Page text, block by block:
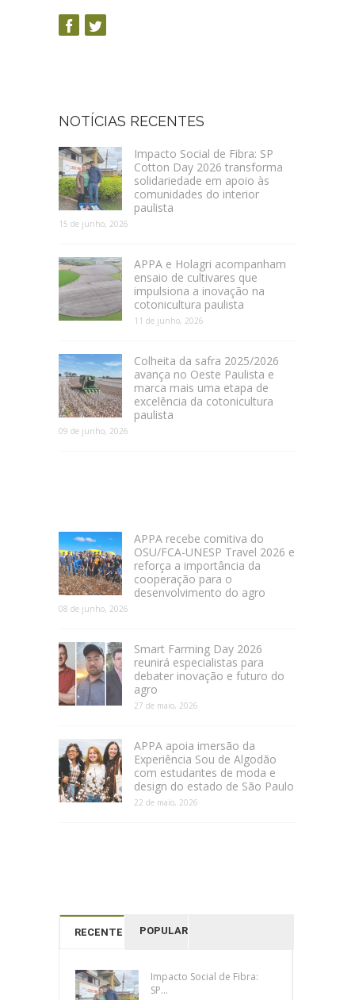
NOTÍCIAS RECENTES
Impacto Social de Fibra: SP
Cotton Day 2026 transforma
solidariedade em apoio às
comunidades do interior
paulista
15 de junho, 2026
APPA e Holagri acompanham
ensaio de cultivares que
impulsiona a inovação na
cotonicultura paulista
11 de junho, 2026
Colheita da safra 2025/2026
avança no Oeste Paulista e
marca mais uma etapa de
excelência da cotonicultura
paulista
09 de junho, 2026
APPA recebe comitiva do
OSU/FCA-UNESP Travel 2026 e
reforça a importância da
cooperação para o
desenvolvimento do agro
08 de junho, 2026
Smart Farming Day 2026
reunirá especialistas para
debater inovação e futuro do
agro
27 de maio, 2026
APPA apoia imersão da
Experiência Sou de Algodão
com estudantes de moda e
design do estado de São Paulo
22 de maio, 2026
RECENTES POPULAR
Impacto Social de Fibra:
SP...